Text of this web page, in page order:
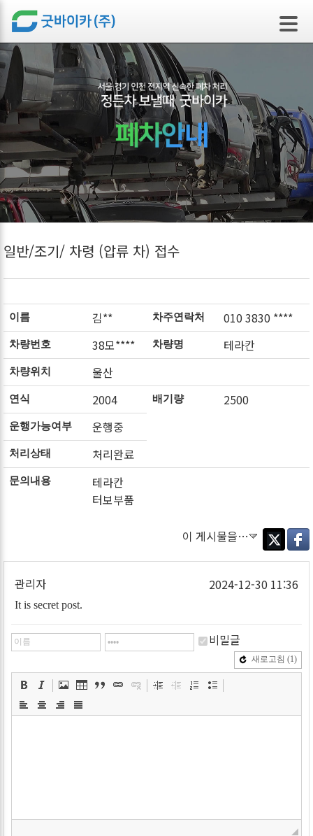
본문 바로가기
일반/조기/ 차령 (압류 차) 접수
이름 김** 차주연락처 010 3830 ****
차량번호 38모**** 차량명 테라칸
차량위치 울산
연식 2004 배기량 2500
운행가능여부 운행중
처리상태 처리완료
문의내용
테라칸
터보부품
이 게시물을…
Twitter
관리자 2024-12-30 11:36
It is secret post.
비밀글
새로고침 (1)